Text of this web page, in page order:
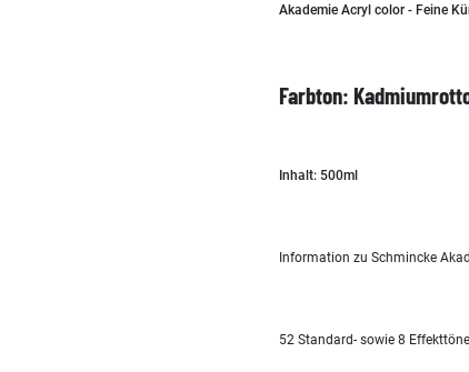
Akademie Acryl color - Feine
Farbton:
Inhalt: 500ml
Information zu Schmincke
52 Standard- sowie 8